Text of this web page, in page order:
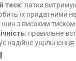
тиск: латки
їх придатними
з високим тиском.
правильне
надійне ущільнення